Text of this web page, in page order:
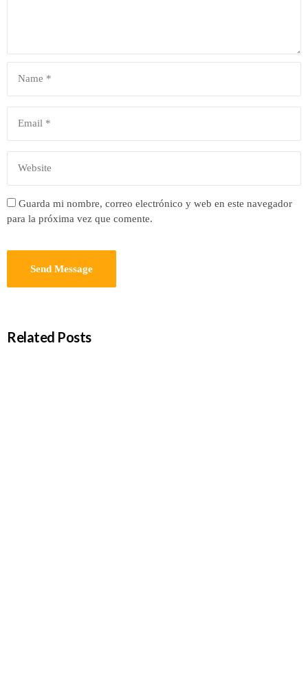
Guarda mi nombre, correo electrónico y web en este navegador
para la próxima vez que comente.
Related Posts